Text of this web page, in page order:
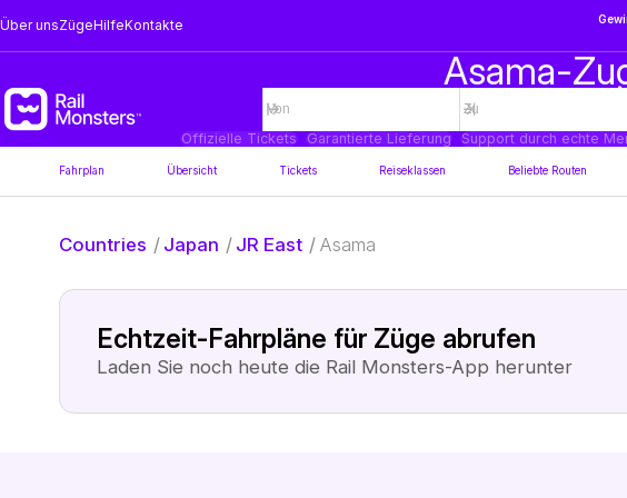
Über unsZügeHilfeKontakte
Asama-
Offizielle Tickets
Garantierte Lieferung Support durch echte
Fahrplan Übersicht Tickets Reiseklassen Beliebte Routen
Countries / Japan / JR East / Asama
Echtzeit-Fahrpläne für Züge abrufen
Laden Sie noch heute die Rail Monsters-App herunter